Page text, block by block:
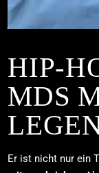
HIP-
MDS
Er ist nicht nur ein